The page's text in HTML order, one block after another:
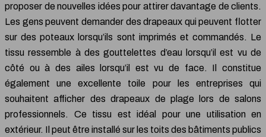
proposer de nouvelles idées pour attirer davantage de clients.
Les gens peuvent demander des drapeaux qui peuvent flotter
sur des poteaux lorsqu’ils sont imprimés et commandés. Le
tissu ressemble à des gouttelettes d’eau lorsqu’il est vu de
côté ou à des ailes lorsqu’il est vu de face. Il constitue
également une excellente toile pour les entreprises qui
souhaitent afficher des drapeaux de plage lors de salons
professionnels. Ce tissu est idéal pour une utilisation en
extérieur. Il peut être installé sur les toits des bâtiments publics